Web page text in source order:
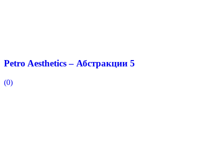
Petro Aesthetics – Абстракции 5
(0)